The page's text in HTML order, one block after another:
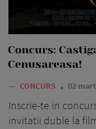
Concurs:
Cenusareasa!
— CONCURS 02
Inscrie-te in
invitatii duble la